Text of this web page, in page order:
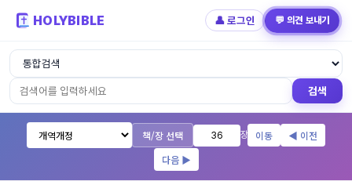
HOLYBIBLE 👤 로그인 💬 의견 보내기
성경읽기 - 개역개정 개역한글 NIV KJV
검색
책/장 선택 장 이동
◀ 이전
다음 ▶